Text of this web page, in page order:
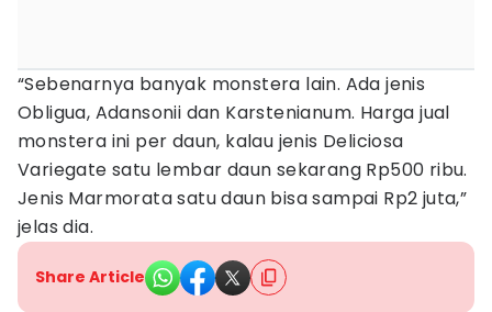
“Sebenarnya banyak monstera lain. Ada jenis
Obligua, Adansonii dan Karstenianum. Harga jual
monstera ini per daun, kalau jenis Deliciosa
Variegate satu lembar daun sekarang Rp500 ribu.
Jenis Marmorata satu daun bisa sampai Rp2 juta,”
jelas dia.
Share Article